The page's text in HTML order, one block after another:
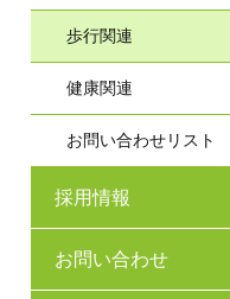
歩行関連
健康関連
お問い合わせリスト
採用情報
お問い合わせ